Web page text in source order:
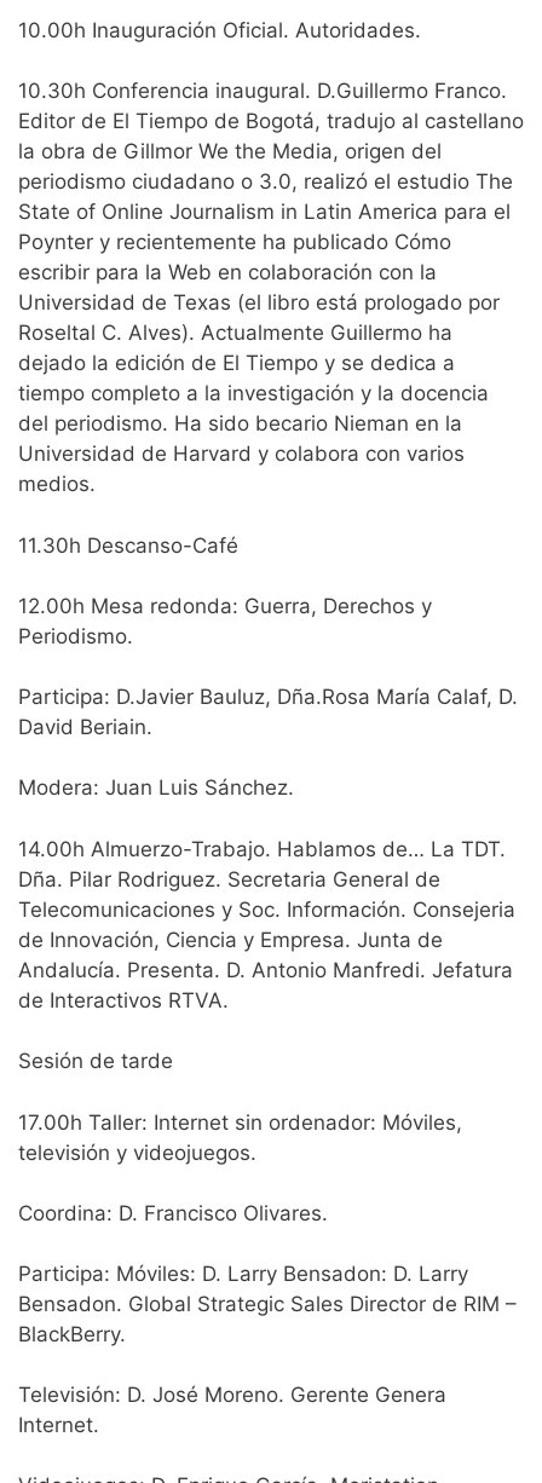
10.00h Inauguración Oficial. Autoridades.
10.30h Conferencia inaugural. D.Guillermo Franco.
Editor de El Tiempo de Bogotá, tradujo al castellano
la obra de Gillmor We the Media, origen del
periodismo ciudadano o 3.0, realizó el estudio The
State of Online Journalism in Latin America para el
Poynter y recientemente ha publicado Cómo
escribir para la Web en colaboración con la
Universidad de Texas (el libro está prologado por
Roseltal C. Alves). Actualmente Guillermo ha
dejado la edición de El Tiempo y se dedica a
tiempo completo a la investigación y la docencia
del periodismo. Ha sido becario Nieman en la
Universidad de Harvard y colabora con varios
medios.
11.30h Descanso-Café
12.00h Mesa redonda: Guerra, Derechos y
Periodismo.
Participa: D.Javier Bauluz, Dña.Rosa María Calaf, D.
David Beriain.
Modera: Juan Luis Sánchez.
14.00h Almuerzo-Trabajo. Hablamos de… La TDT.
Dña. Pilar Rodriguez. Secretaria General de
Telecomunicaciones y Soc. Información. Consejeria
de Innovación, Ciencia y Empresa. Junta de
Andalucía. Presenta. D. Antonio Manfredi. Jefatura
de Interactivos RTVA.
Sesión de tarde
17.00h Taller: Internet sin ordenador: Móviles,
televisión y videojuegos.
Coordina: D. Francisco Olivares.
Participa: Móviles: D. Larry Bensadon: D. Larry
Bensadon. Global Strategic Sales Director de RIM –
BlackBerry.
Televisión: D. José Moreno. Gerente Genera
Internet.